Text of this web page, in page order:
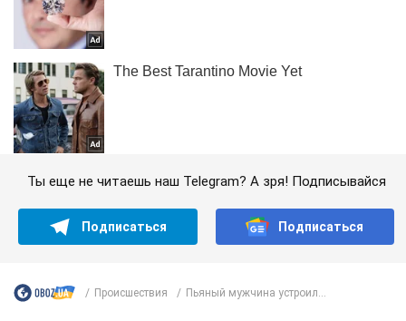
Ты еще не читаешь наш Telegram? А зря! Подписывайся
Подписаться Подписаться
Происшествия Пьяный мужчина устроил...